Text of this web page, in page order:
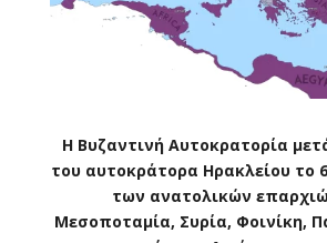
Η Βυζαντινή Αυτοκρατορία
του αυτοκράτορα Ηρακλείου το
των ανατολικών
Μεσοποταμία, Συρία, Φοινίκη,